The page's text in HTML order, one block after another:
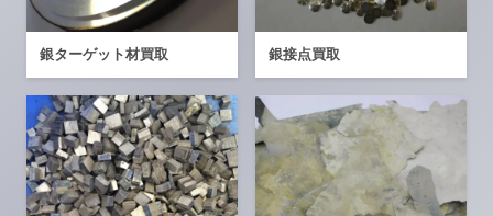
銀ターゲット材買取 銀接点買取